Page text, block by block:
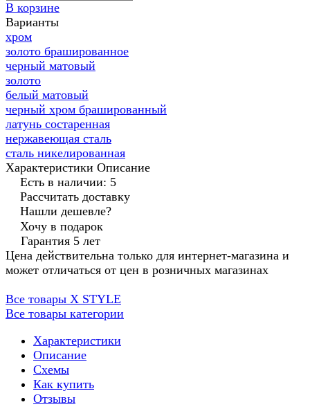
В корзине
Варианты
хром
золото брашированное
черный матовый
золото
белый матовый
черный хром брашированный
латунь состаренная
нержавеющая сталь
сталь никелированная
Характеристики Описание
Есть в наличии: 5
Рассчитать доставку
Нашли дешевле?
Хочу в подарок
Гарантия 5 лет
Цена действительна только для интернет-магазина и
может отличаться от цен в розничных магазинах
Все товары X STYLE
Все товары категории
Характеристики
Описание
Схемы
Как купить
Отзывы